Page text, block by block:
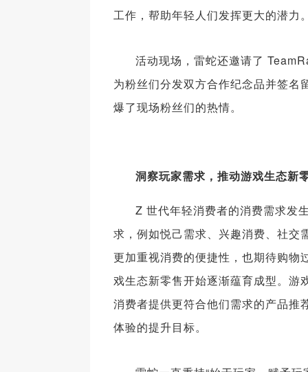
工作，帮助年轻人们发挥更大的潜力
活动现场，雷蛇还邀请了
为粉丝们分发双方合作纪念品并签
爆了现场粉丝们的热情。
洞察玩家需求，推动游戏生态新
Z 世代年轻消费者的消费需求发
求，例如悦己需求、兴趣消费、社交
更加重视消费的便捷性，也期待购物
戏生态新零售开始逐渐蕴育成型。游
消费者提供更符合他们需求的产品推
体验的提升目标。